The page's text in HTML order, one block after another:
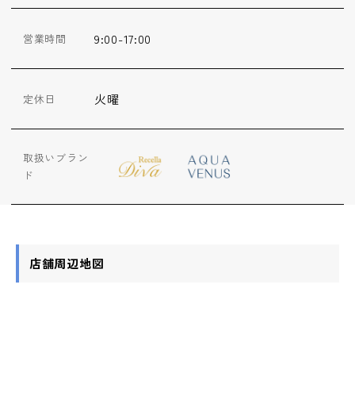
営業時間 9:00-17:00
定休日 火曜
取扱いブラン
ド
店舗周辺地図